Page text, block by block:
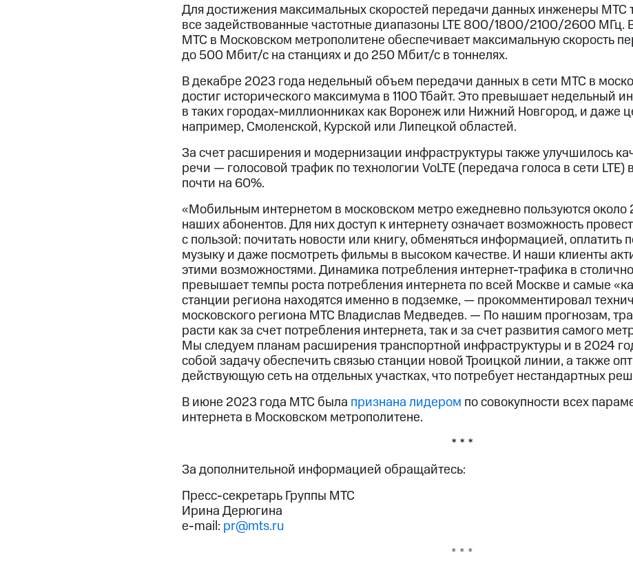
Для достижения максимальных скоростей передачи данных инженеры МТС
все задействованные частотные диапазоны LTE 800/1800/2100/2600 МГц. В
МТС в Московском метрополитене обеспечивает максимальную скорость
до 500 Мбит/с на станциях и до 250 Мбит/с в тоннелях.
В декабре 2023 года недельный объем передачи данных в сети МТС в
достиг исторического максимума в 1100 Тбайт. Это превышает недельный
в таких городах-миллионниках как Воронеж или Нижний Новгород, и даже
например, Смоленской, Курской или Липецкой областей.
За счет расширения и модернизации инфраструктуры также улучшилось
речи — голосовой трафик по технологии VoLTE (передача голоса в сети
почти на 60%.
«Мобильным интернетом в московском метро ежедневно пользуются
наших абонентов. Для них доступ к интернету означает возможность
с пользой: почитать новости или книгу, обменяться информацией, оплатить
музыку и даже посмотреть фильмы в высоком качестве. И наши клиенты
этими возможностями. Динамика потребления интернет-трафика в
превышает темпы роста потребления интернета по всей Москве и самые
станции региона находятся именно в подземке, — прокомментировал
московского региона МТС Владислав Медведев. — По нашим прогнозам,
расти как за счет потребления интернета, так и за счет развития самого
Мы следуем планам расширения транспортной инфраструктуры и в 2024
собой задачу обеспечить связью станции новой Троицкой линии, а также
действующую сеть на отдельных участках, что потребует нестандартных
В июне 2023 года МТС была признана лидером по совокупности всех
интернета в Московском метрополитене.
* * *
За дополнительной информацией обращайтесь:
Пресс-секретарь Группы МТС
Ирина Дерюгина
e-mail: pr@mts.ru
* * *